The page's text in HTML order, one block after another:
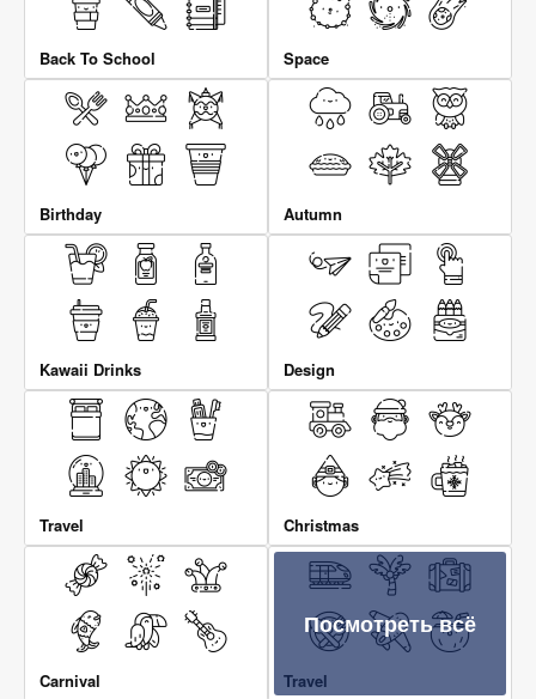
Back To School Space
Birthday Autumn
Kawaii Drinks Design
Travel Christmas
Carnival
Посмотреть всё
Travel